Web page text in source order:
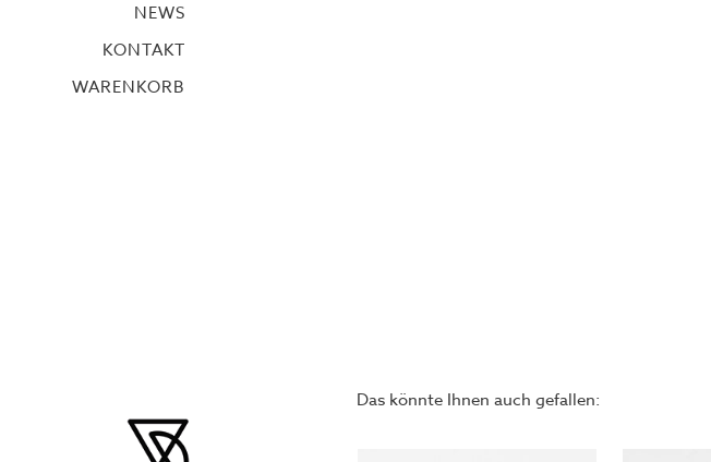
NEWS
KONTAKT
WARENKORB
Das könnte Ihnen auch gefallen: